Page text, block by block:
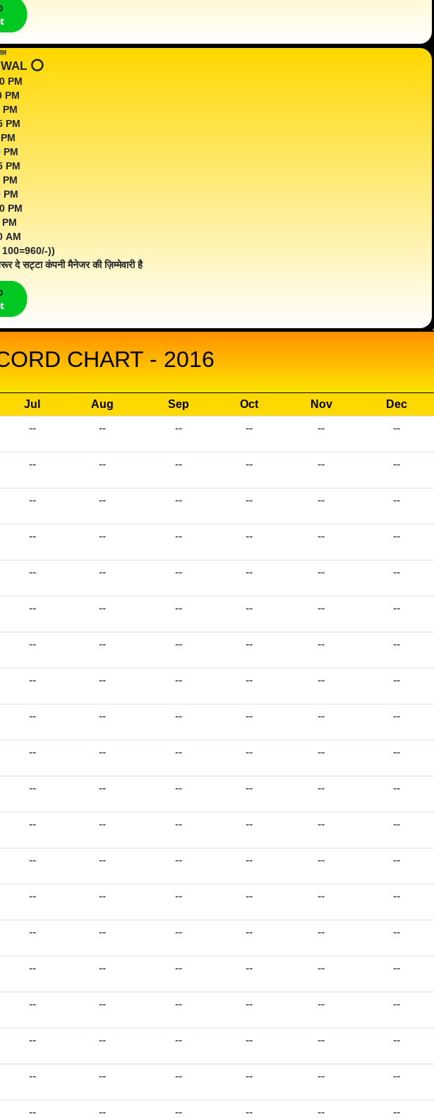
⭕️
PM
PM
PM
PM
PM
PM
PM
PM
PM
AM
100=960/-))
दे सट्टा कंपनी मैनेजर की ज़िम्मेवारी है
CHART - 2016
Jul Aug Sep Oct Nov
Dec
-- -- -- -- -- --
-- -- -- -- -- --
-- -- -- -- -- --
-- -- -- -- -- --
-- -- -- -- -- --
-- -- -- -- -- --
-- -- -- -- -- --
-- -- -- -- -- --
-- -- -- -- -- --
-- -- -- -- -- --
-- -- -- -- -- --
-- -- -- -- -- --
-- -- -- -- -- --
-- -- -- -- -- --
-- -- -- -- -- --
-- -- -- -- -- --
-- -- -- -- -- --
-- -- -- -- -- --
-- -- -- -- -- --
-- -- -- -- -- --